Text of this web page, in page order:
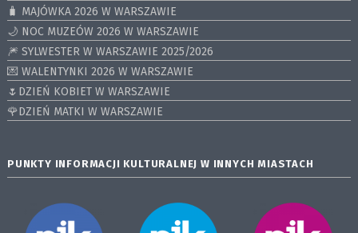
🧳 MAJÓWKA 2026 W WARSZAWIE
🌙 NOC MUZEÓW 2026 W WARSZAWIE
🎆 SYLWESTER W WARSZAWIE 2025/2026
💌 WALENTYNKI 2026 W WARSZAWIE
🌷DZIEŃ KOBIET W WARSZAWIE
🌹DZIEŃ MATKI W WARSZAWIE
PUNKTY INFORMACJI KULTURALNEJ W INNYCH MIASTACH